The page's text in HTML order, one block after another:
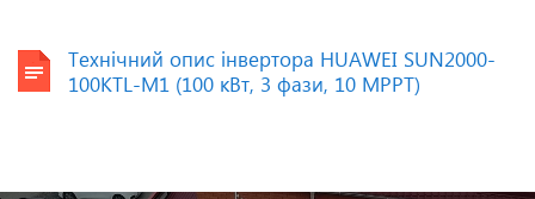
Технічний опис інвертора HUAWEI SUN2000-
100KTL-M1 (100 кВт, 3 фази, 10 MPPT)